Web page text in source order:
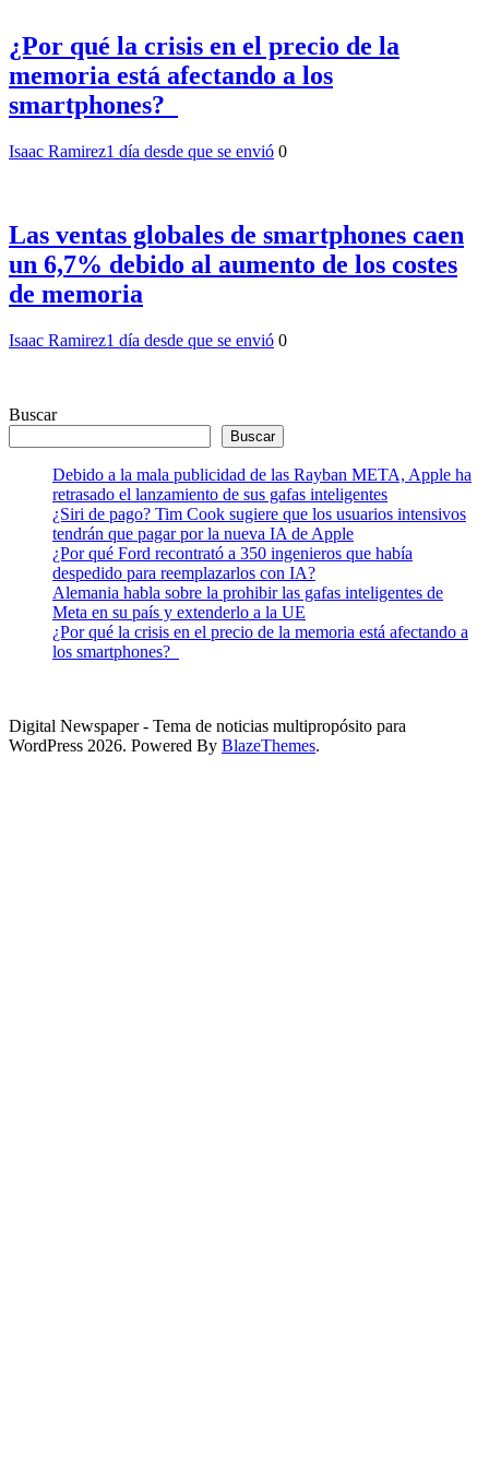
¿Por qué la crisis en el precio de la
memoria está afectando a los
smartphones?
Isaac Ramirez1 día desde que se envió 0
Las ventas globales de smartphones caen
un 6,7% debido al aumento de los costes
de memoria
Isaac Ramirez1 día desde que se envió 0
Buscar
Buscar
Debido a la mala publicidad de las Rayban META, Apple ha
retrasado el lanzamiento de sus gafas inteligentes
¿Siri de pago? Tim Cook sugiere que los usuarios intensivos
tendrán que pagar por la nueva IA de Apple
¿Por qué Ford recontrató a 350 ingenieros que había
despedido para reemplazarlos con IA?
Alemania habla sobre la prohibir las gafas inteligentes de
Meta en su país y extenderlo a la UE
¿Por qué la crisis en el precio de la memoria está afectando a
los smartphones?
Digital Newspaper - Tema de noticias multipropósito para
WordPress 2026. Powered By BlazeThemes.